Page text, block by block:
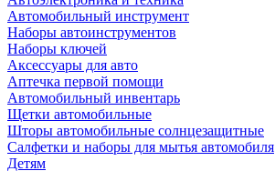
Автомобильный инструмент
Наборы автоинструментов
Наборы ключей
Аксессуары для авто
Аптечка первой помощи
Автомобильный инвентарь
Щетки автомобильные
Шторы автомобильные солнцезащитные
Салфетки и наборы для мытья автомобиля
Детям